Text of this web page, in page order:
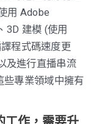
用 Adobe
3D 建模 (使用
程式碼速度更
及進行直播串流
些專業領域中擁有